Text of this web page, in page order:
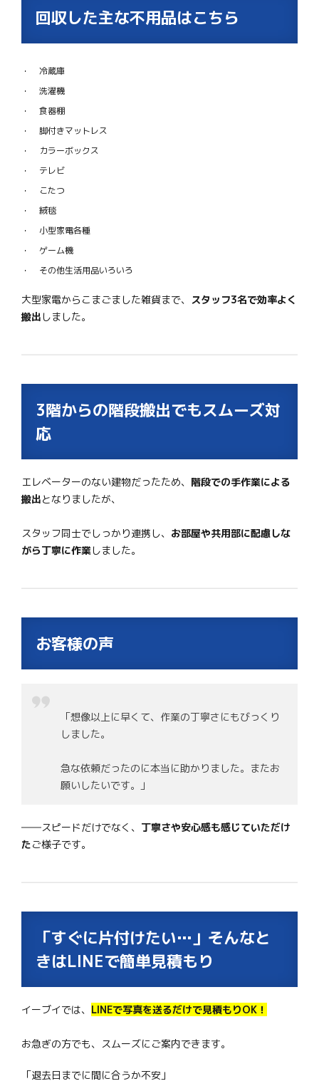
回収した主な不用品はこちら
冷蔵庫
洗濯機
食器棚
脚付きマットレス
カラーボックス
テレビ
こたつ
絨毯
小型家電各種
ゲーム機
その他生活用品いろいろ
大型家電からこまごました雑貨まで、
スタッフ3名で効率よく
搬出しました。
3階からの階段搬出でもスムーズ対
応
エレベーターのない建物だったため、 階段での手作業による
搬出となりましたが、
スタッフ同士でしっかり連携し、 お部屋や共用部に配慮しな
がら丁寧に作業しました。
お客様の声
「想像以上に早くて、作業の丁寧さにもびっくり
しました。
急な依頼だったのに本当に助かりました。またお
願いしたいです。」
――スピードだけでなく、 丁寧さや安心感も感じていただけ
たご様子です。
「すぐに片付けたい…」そんなと
きはLINEで簡単見積もり
イーブイでは、 LINEで写真を送るだけで見積もりOK！
お急ぎの方でも、スムーズにご案内できます。
「退去日までに間に合うか不安」